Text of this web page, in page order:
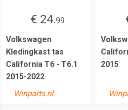
€ 24.99
Volkswagen
Kledingkast tas
California T6 - T6.1
2015-2022
Winparts.nl
2015